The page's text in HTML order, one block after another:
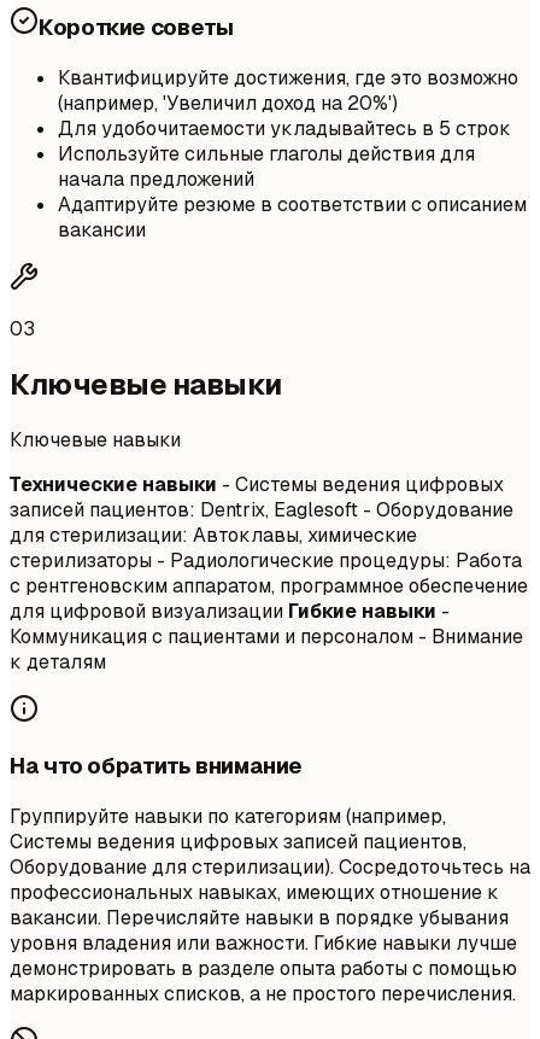
Короткие советы
Квантифицируйте достижения, где это возможно
(например, 'Увеличил доход на 20%')
Для удобочитаемости укладывайтесь в 5 строк
Используйте сильные глаголы действия для
начала предложений
Адаптируйте резюме в соответствии с описанием
вакансии
03
Ключевые навыки
Ключевые навыки
Технические навыки - Системы ведения цифровых
записей пациентов: Dentrix, Eaglesoft - Оборудование
для стерилизации: Автоклавы, химические
стерилизаторы - Радиологические процедуры: Работа
с рентгеновским аппаратом, программное обеспечение
для цифровой визуализации Гибкие навыки -
Коммуникация с пациентами и персоналом - Внимание
к деталям
На что обратить внимание
Группируйте навыки по категориям (например,
Системы ведения цифровых записей пациентов,
Оборудование для стерилизации). Сосредоточьтесь на
профессиональных навыках, имеющих отношение к
вакансии. Перечисляйте навыки в порядке убывания
уровня владения или важности. Гибкие навыки лучше
демонстрировать в разделе опыта работы с помощью
маркированных списков, а не простого перечисления.